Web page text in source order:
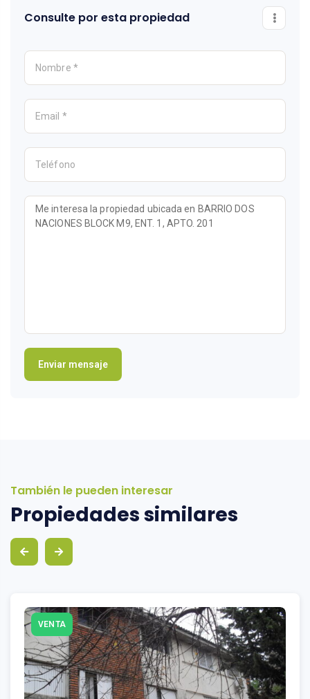
Consulte por esta propiedad
También le pueden interesar
Propiedades similares
VENTA